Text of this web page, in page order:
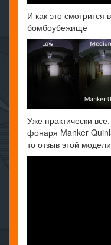
И как это смотрится
бомбоубежище
Уже практически
фонаря Manker
то отзыв этой модели